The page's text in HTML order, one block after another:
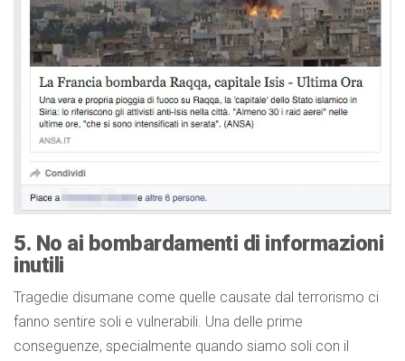
5. No ai bombardamenti di informazioni
inutili
Tragedie disumane come quelle causate dal terrorismo ci
fanno sentire soli e vulnerabili. Una delle prime
conseguenze, specialmente quando siamo soli con il